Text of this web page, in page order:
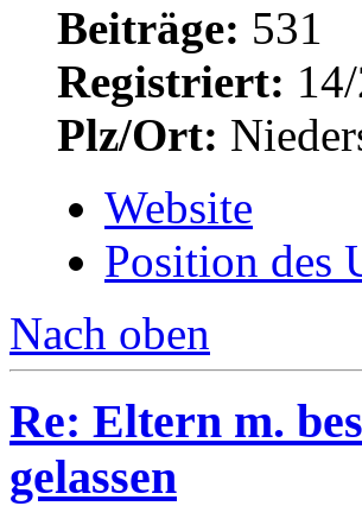
Beiträge: 531
Registriert:
Plz/Ort:
Website
Position des
Nach oben
Re: Eltern m.
gelassen